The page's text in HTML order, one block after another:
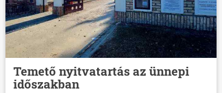
Temető nyitvatartás az ünnepi
időszakban